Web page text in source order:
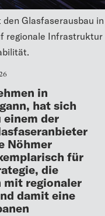
Glasfaserausbau in
regionale Infrastruktur
in
hat sich
einem der
Nöhmer
für
die
mit regionaler
damit eine